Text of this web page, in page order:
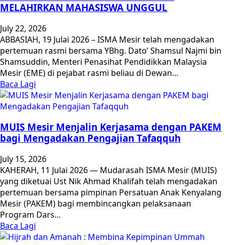
MELAHIRKAN MAHASISWA UNGGUL
July 22, 2026
ABBASIAH, 19 Julai 2026 – ISMA Mesir telah mengadakan
pertemuan rasmi bersama YBhg. Dato’ Shamsul Najmi bin
Shamsuddin, Menteri Penasihat Pendidikkan Malaysia
Mesir (EME) di pejabat rasmi beliau di Dewan…
Baca Lagi
MUIS Mesir Menjalin Kerjasama dengan PAKEM
bagi Mengadakan Pengajian Tafaqquh
July 15, 2026
KAHERAH, 11 Julai 2026 — Mudarasah ISMA Mesir (MUIS)
yang diketuai Ust Nik Ahmad Khalifah telah mengadakan
pertemuan bersama pimpinan Persatuan Anak Kenyalang
Mesir (PAKEM) bagi membincangkan pelaksanaan
Program Dars…
Baca Lagi